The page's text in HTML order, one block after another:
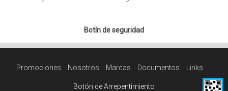
Botín de seguridad
Promociones Nosotros Marcas Documentos Links
Botón de Arrepentimiento